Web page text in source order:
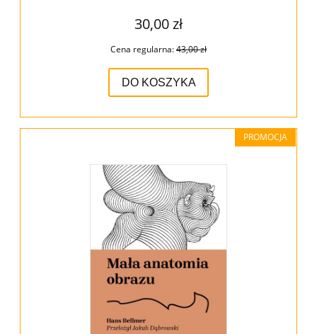
30,00 zł
Cena regularna:43,00 zł
DO KOSZYKA
PROMOCJA